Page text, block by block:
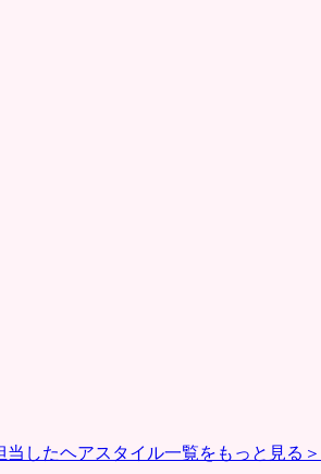
当したヘアスタイル一覧をもっと見る＞